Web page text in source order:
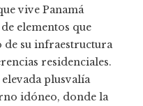
vive Panamá
elementos que
de su infraestructura
residenciales.
plusvalía
idóneo, donde la